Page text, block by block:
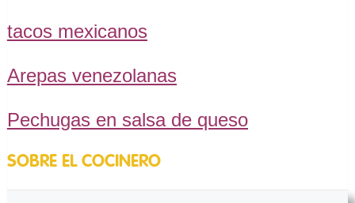
tacos mexicanos
Arepas venezolanas
Pechugas en salsa de queso
SOBRE EL COCINERO